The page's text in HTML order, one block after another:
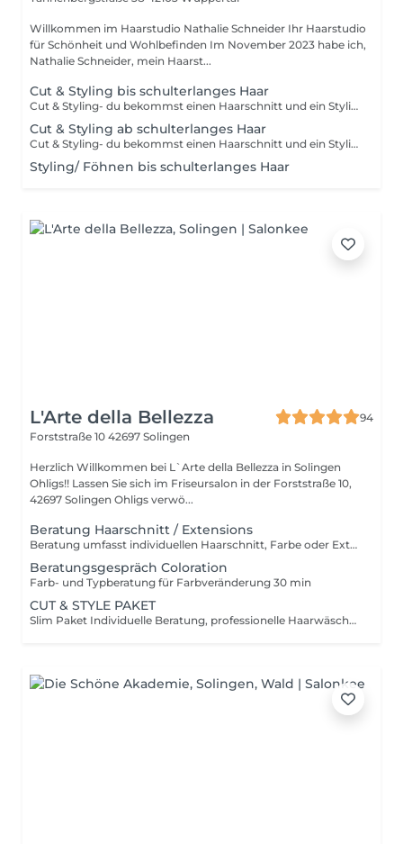
Willkommen im Haarstudio Nathalie Schneider Ihr Haarstudio
für Schönheit und Wohlbefinden Im November 2023 habe ich,
Nathalie Schneider, mein Haarst...
Cut & Styling bis schulterlanges Haar
Cut & Styling- du bekommst einen Haarschnitt und ein Styling inkl. Haarwäsche & Kopfmassage , auf dich abgestimmt und nach deinen Wünschen.
Cut & Styling ab schulterlanges Haar
Cut & Styling- du bekommst einen Haarschnitt und ein Styling inkl. Haarwäsche & Kopfmassage , auf dich abgestimmt und nach deinen Wünschen.
Styling/ Föhnen bis schulterlanges Haar
L'Arte della Bellezza
94
Forststraße 10 42697 Solingen
Herzlich Willkommen bei L`Arte della Bellezza in Solingen
Ohligs!! Lassen Sie sich im Friseursalon in der Forststraße 10,
42697 Solingen Ohligs verwö...
Beratung Haarschnitt / Extensions
Beratung umfasst individuellen Haarschnitt, Farbe oder Extension
Beratungsgespräch Coloration
Farb- und Typberatung für Farbveränderung 30 min
CUT & STYLE PAKET
Slim Paket Individuelle Beratung, professionelle Haarwäsche, pflegende Behandlung, präziser Schnitt & individuelles Styling.